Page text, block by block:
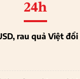
24h
rau quả Việt